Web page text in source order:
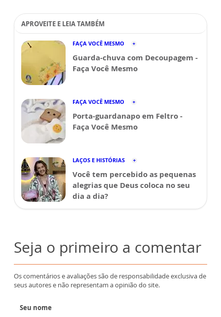
APROVEITE E LEIA TAMBÉM
FAÇA VOCÊ MESMO
Guarda-chuva com Decoupagem -
Faça Você Mesmo
FAÇA VOCÊ MESMO
Porta-guardanapo em Feltro -
Faça Você Mesmo
LAÇOS E HISTÓRIAS
Você tem percebido as pequenas
alegrias que Deus coloca no seu
dia a dia?
Seja o primeiro a comentar
Os comentários e avaliações são de responsabilidade exclusiva de
seus autores e não representam a opinião do site.
Seu nome